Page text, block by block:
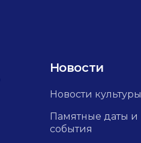
Новости
Новости культуры
Памятные даты и
события